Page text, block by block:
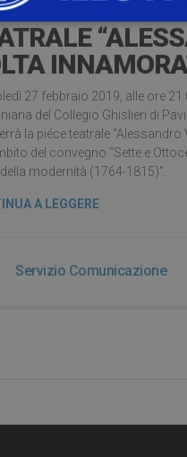
–
27 febbraio 2019, alle ore
del Collegio Ghislieri di
la piéce teatrale “Alessandro
del convegno “Sette e
modernità (1764-1815)”.
A LEGGERE
Servizio Comunicazione